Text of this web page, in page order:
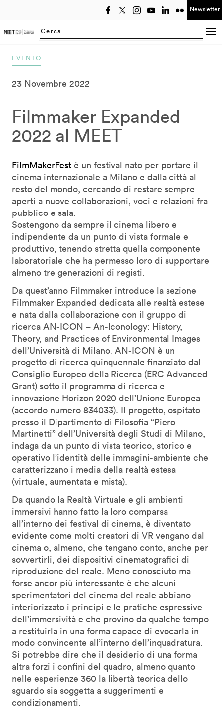
Newsletter
Searching...
EVENTO
23 Novembre 2022
Filmmaker Expanded
2022 al MEET
FilmMakerFest è un festival nato per portare il
cinema internazionale a Milano e dalla città al
resto del mondo, cercando di restare sempre
aperti a nuove collaborazioni, voci e relazioni fra
pubblico e sala.
Sostengono da sempre il cinema libero e
indipendente da un punto di vista formale e
produttivo, tenendo stretta quella componente
laboratoriale che ha permesso loro di supportare
almeno tre generazioni di registi.
Da quest’anno Filmmaker introduce la sezione
Filmmaker Expanded dedicata alle realtà estese
e nata dalla collaborazione con il gruppo di
ricerca AN-ICON – An-Iconology: History,
Theory, and Practices of Environmental Images
dell’Università di Milano. AN-ICON è un
progetto di ricerca quinquennale finanziato dal
Consiglio Europeo della Ricerca (ERC Advanced
Grant) sotto il programma di ricerca e
innovazione Horizon 2020 dell’Unione Europea
(accordo numero 834033). Il progetto, ospitato
presso il Dipartimento di Filosofia “Piero
Martinetti” dell’Università degli Studi di Milano,
indaga da un punto di vista teorico, storico e
operativo l’identità delle immagini-ambiente che
caratterizzano i media della realtà estesa
(virtuale, aumentata e mista).
Da quando la Realtà Virtuale e gli ambienti
immersivi hanno fatto la loro comparsa
all’interno dei festival di cinema, è diventato
evidente come molti creatori di VR vengano dal
cinema o, almeno, che tengano conto, anche per
sovvertirli, dei dispositivi cinematografici di
riproduzione del reale. Meno conosciuto ma
forse ancor più interessante è che alcuni
sperimentatori del cinema del reale abbiano
interiorizzato i principi e le pratiche espressive
dell’immersività e che provino da qualche tempo
a restituirla in una forma capace di evocarla in
modo convincente all’interno dell’inquadratura.
Si potrebbe dire che il desiderio di una forma
altra forzi i confini del quadro, almeno quanto
nelle esperienze 360 la libertà teorica dello
sguardo sia soggetta a suggerimenti e
condizionamenti.